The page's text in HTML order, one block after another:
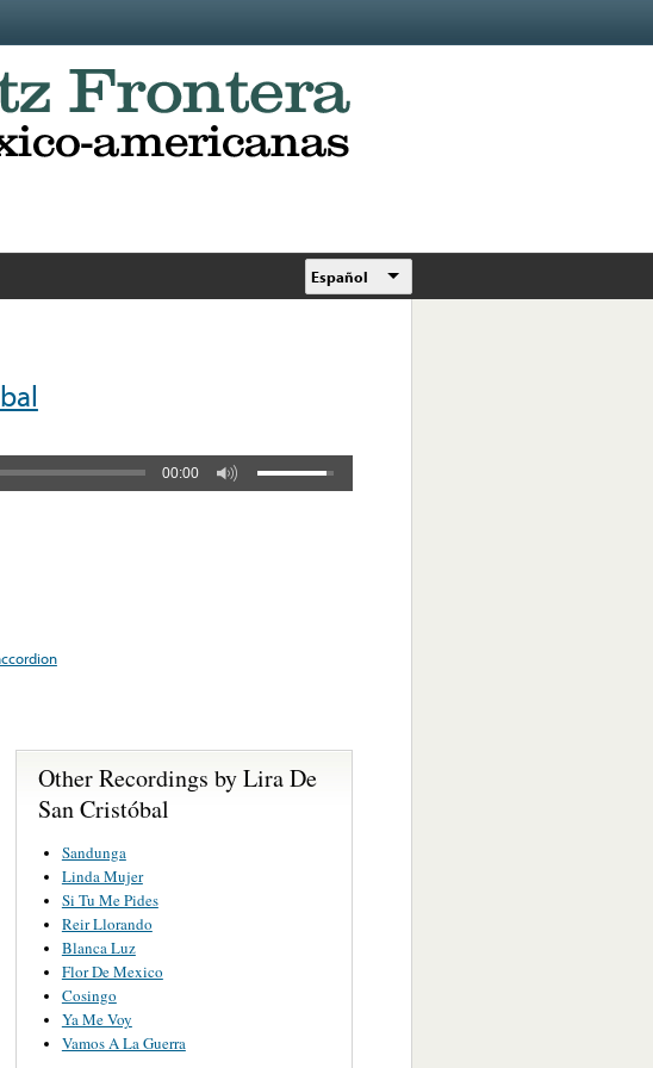
Español
00:00
Other Recordings by Lira De
San Cristóbal
Sandunga
Linda Mujer
Si Tu Me Pides
Reir Llorando
Blanca Luz
Flor De Mexico
Cosingo
Ya Me Voy
Vamos A La Guerra